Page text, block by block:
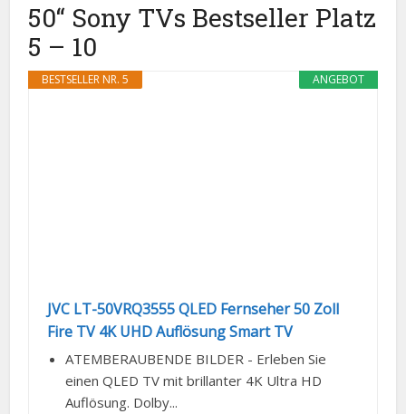
50“ Sony TVs Bestseller Platz
5 – 10
ANGEBOT
BESTSELLER NR. 5
JVC LT-50VRQ3555 QLED Fernseher 50 Zoll
Fire TV 4K UHD Auflösung Smart TV
ATEMBERAUBENDE BILDER - Erleben Sie
einen QLED TV mit brillanter 4K Ultra HD
Auflösung. Dolby...